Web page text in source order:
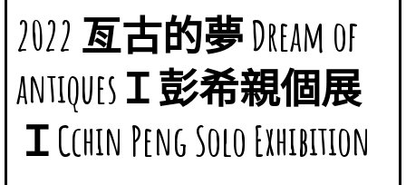
2022 亙古的夢 Dream of
antiquesＩ彭希親個展
ＩCchin Peng Solo Exhibition